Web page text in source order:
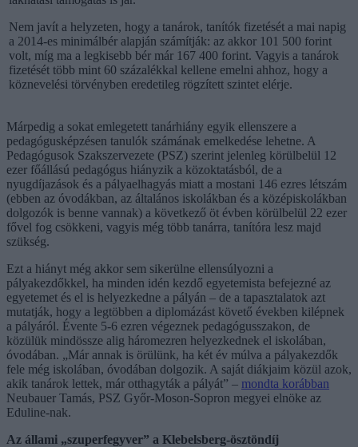
Nem javít a helyzeten, hogy a tanárok, tanítók fizetését a mai napig
a 2014-es minimálbér alapján számítják: az akkor 101 500 forint
volt, míg ma a legkisebb bér már 167 400 forint. Vagyis a tanárok
fizetését több mint 60 százalékkal kellene emelni ahhoz, hogy a
köznevelési törvényben eredetileg rögzített szintet elérje.
Márpedig a sokat emlegetett tanárhiány egyik ellenszere a
pedagógusképzésen tanulók számának emelkedése lehetne. A
Pedagógusok Szakszervezete (PSZ) szerint jelenleg körülbelül 12
ezer főállású pedagógus hiányzik a közoktatásból, de a
nyugdíjazások és a pályaelhagyás miatt a mostani 146 ezres létszám
(ebben az óvodákban, az általános iskolákban és a középiskolákban
dolgozók is benne vannak) a következő öt évben körülbelül 22 ezer
fővel fog csökkeni, vagyis még több tanárra, tanítóra lesz majd
szükség.
Ezt a hiányt még akkor sem sikerülne ellensúlyozni a
pályakezdőkkel, ha minden idén kezdő egyetemista befejezné az
egyetemet és el is helyezkedne a pályán – de a tapasztalatok azt
mutatják, hogy a legtöbben a diplomázást követő években kilépnek
a pályáról. Évente 5-6 ezren végeznek pedagógusszakon, de
közülük mindössze alig háromezren helyezkednek el iskolában,
óvodában. „Már annak is örülünk, ha két év múlva a pályakezdők
fele még iskolában, óvodában dolgozik. A saját diákjaim közül azok,
akik tanárok lettek, már otthagyták a pályát” – mondta korábban
Neubauer Tamás, PSZ Győr-Moson-Sopron megyei elnöke az
Eduline-nak.
Az állami „szuperfegyver” a Klebelsberg-ösztöndíj